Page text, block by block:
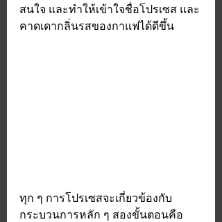
สนใจ และทำให้เข้าใจชื่อโปรเซส และ
คาดเดากลิ่นรสของกาแฟได้ดีขึ้น
ทุก ๆ การโปรเซสจะเกี่ยวข้องกับ
กระบวนการหลัก ๆ สองขั้นตอนคือ